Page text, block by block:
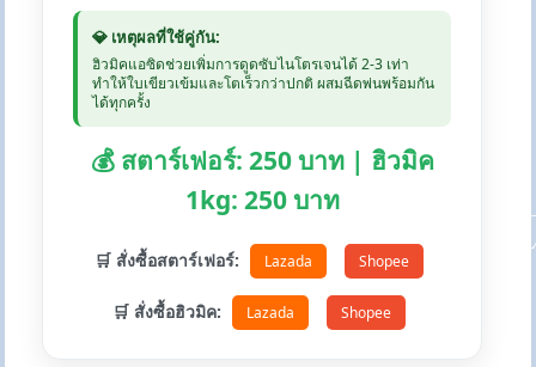
💎 เหตุผลที่ใช้คู่กัน:
ฮิวมิคแอซิดช่วยเพิ่มการดูดซับไนโตรเจนได้ 2-3 เท่า
ทำให้ใบเขียวเข้มและโตเร็วกว่าปกติ ผสมฉีดพ่นพร้อมกัน
ได้ทุกครั้ง
💰 สตาร์เฟอร์: 250 บาท | ฮิวมิค
1kg: 250 บาท
🛒 สั่งซื้อสตาร์เฟอร์: Lazada Shopee
🛒 สั่งซื้อฮิวมิค: Lazada Shopee